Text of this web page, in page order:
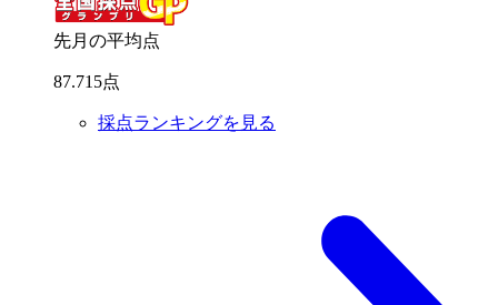
先月の平均点
87.715点
採点ランキングを見る